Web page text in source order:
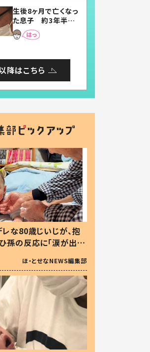
まらない」「幸せにな
れる」
生後8ヶ月で亡くなっ
た息子 約3年半
後、当時の妻の日記
に書いてあった本音
降はこちら
な80歳じいじが、抱
孫の反応に「涙が出ま
仕方ない」
ほ・とせなNEWS編集部